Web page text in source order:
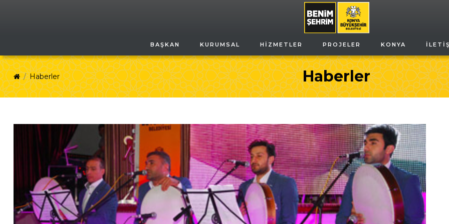
BAŞKAN KURUMSAL HIZMETLER PROJELER KONYA
Haberler
Haberler